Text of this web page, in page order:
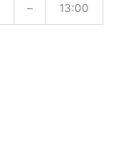
– 13:00